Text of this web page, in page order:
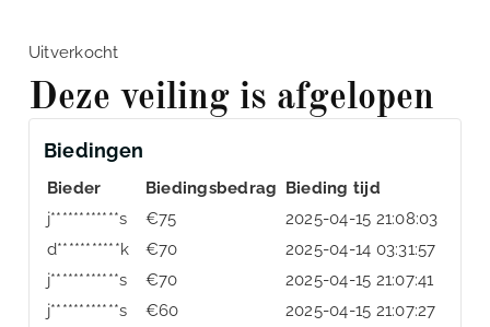
Uitverkocht
Deze veiling is afgelopen
Biedingen
Bieder Biedingsbedrag Bieding tijd
j************s
€75
2025-04-15 21:08:03
d***********k
€70
2025-04-14 03:31:57
j************s
€70
2025-04-15 21:07:41
j************s
€60
2025-04-15 21:07:27